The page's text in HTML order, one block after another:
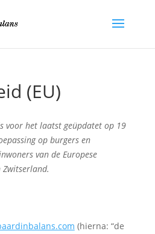
(EU)
voor het laatst geüpdatet op 19
op burgers en
van de Europese
Zwitserland.
(hierna: “de